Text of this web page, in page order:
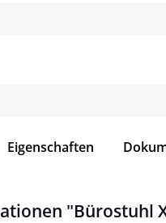
Eigenschaften
"Bürostuhl